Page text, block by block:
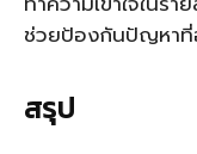
ช่วยป้องกันปัญหาที่
สรุป